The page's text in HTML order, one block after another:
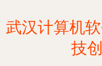
武汉计算机
技